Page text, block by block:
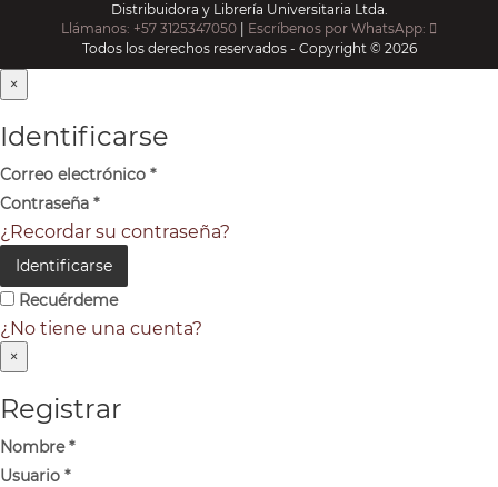
Distribuidora y Librería Universitaria Ltda.
Llámanos: +57 3125347050
Escríbenos por WhatsApp:
Todos los derechos reservados - Copyright © 2026
×
Identificarse
Correo electrónico *
Contraseña *
¿Recordar su contraseña?
Identificarse
Recuérdeme
¿No tiene una cuenta?
×
Registrar
Nombre*
Usuario *